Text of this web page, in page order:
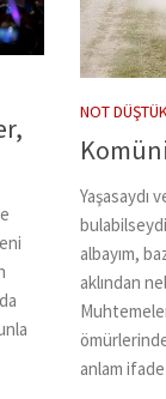
NOT
Yaşasaydı
albayım,
aklından
anlam